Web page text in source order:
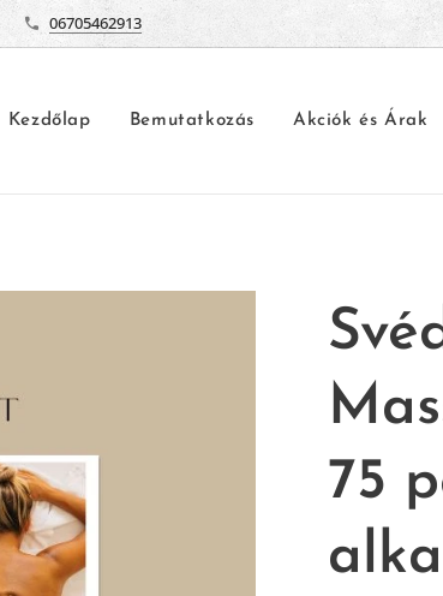
06705462913
Kezdőlap Bemutatkozás Akciók és Árak
75